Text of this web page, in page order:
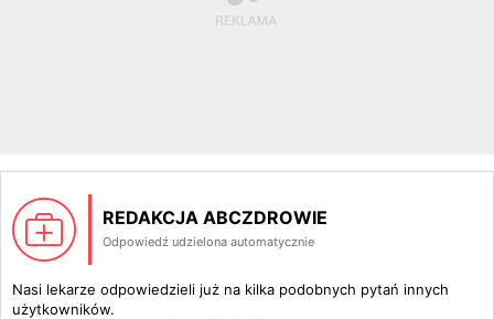
REDAKCJA ABCZDROWIE
Odpowiedź udzielona automatycznie
Nasi lekarze odpowiedzieli już na kilka podobnych pytań innych
użytkowników.